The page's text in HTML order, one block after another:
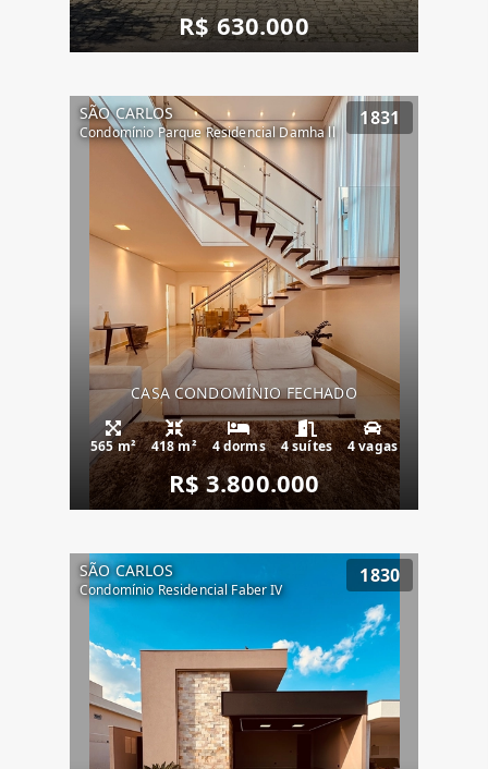
R$ 630.000
SÃO CARLOS
Condomínio Parque Residencial Damha ll
1831
CASA CONDOMÍNIO FECHADO
565 m² 418 m² 4 dorms 4 suítes 4 vagas
R$ 3.800.000
SÃO CARLOS
Condomínio Residencial Faber IV
1830